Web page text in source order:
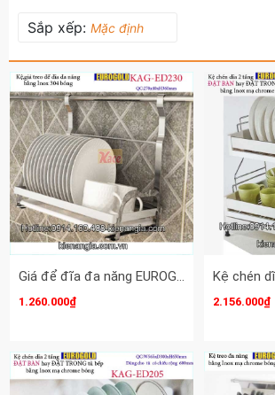
Sắp xếp: Mặc định
Giá để đĩa đa năng EUROGOLD KAG-ED230
1.260.000₫ 2.156.000₫